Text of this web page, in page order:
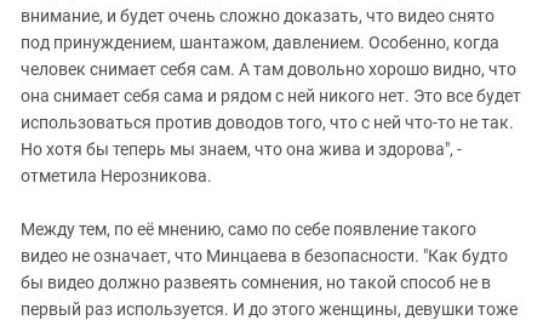
внимание, и будет очень сложно доказать, что видео снято
под принуждением, шантажом, давлением. Особенно, когда
человек снимает себя сам. А там довольно хорошо видно, что
она снимает себя сама и рядом с ней никого нет. Это все будет
использоваться против доводов того, что с ней что-то не так.
Но хотя бы теперь мы знаем, что она жива и здорова", -
отметила Нерозникова.
Между тем, по её мнению, само по себе появление такого
видео не означает, что Минцаева в безопасности. "Как будто
бы видео должно развеять сомнения, но такой способ не в
первый раз используется. И до этого женщины, девушки тоже